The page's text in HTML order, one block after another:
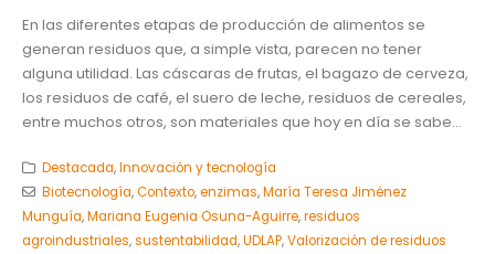
En las diferentes etapas de producción de alimentos se
generan residuos que, a simple vista, parecen no tener
alguna utilidad. Las cáscaras de frutas, el bagazo de cerveza,
los residuos de café, el suero de leche, residuos de cereales,
entre muchos otros, son materiales que hoy en día se sabe...
Destacada,Innovación y tecnología
Biotecnología,Contexto,enzimas,María Teresa Jiménez
Munguía,Mariana Eugenia Osuna-Aguirre,residuos
agroindustriales,sustentabilidad,UDLAP,Valorización de residuos